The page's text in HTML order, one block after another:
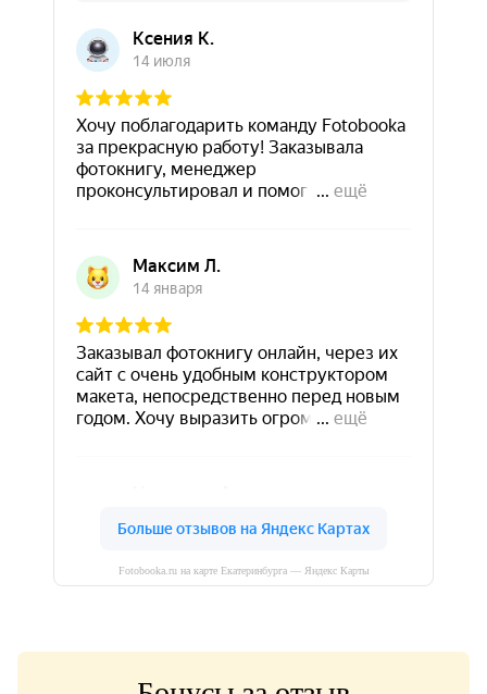
Fotobooka.ru на карте Екатеринбурга — Яндекс Карты